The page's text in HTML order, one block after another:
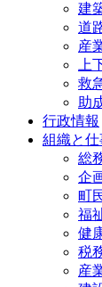
建
道
産
上
救
助
行政情報
組織と仕
総
企
町
福
健
税
産